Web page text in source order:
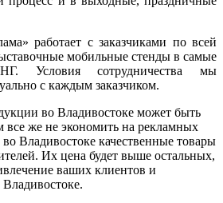
работает с заказчиками по всей
мобильные стенды в самые
Условия сотрудничества мы
с каждым заказчиком.
во Владивостоке может быть
все же не экономить на рекламных
Владивостоке качественные товары
Их цена будет выше остальных,
ваших клиентов и